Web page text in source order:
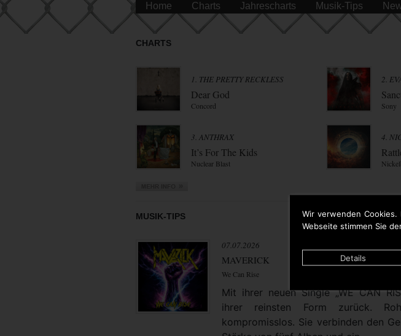
Wir verwenden
Webseite stimmen Sie
Details
Home Charts Jahrescharts Musik-Tips
CHARTS
1. THE PRETTY RECKLESS
Dear God
Concord
2.
Sony
3. ANTHRAX
It’s For The Kids
Nuclear Blast
4.
MUSIK-TIPS
07.07.2026
MAVERICK
We Can Rise
Mit ihrer neuen Single „WE CAN
ihrer reinsten Form zurück.
kompromisslos. Sie verbinden den